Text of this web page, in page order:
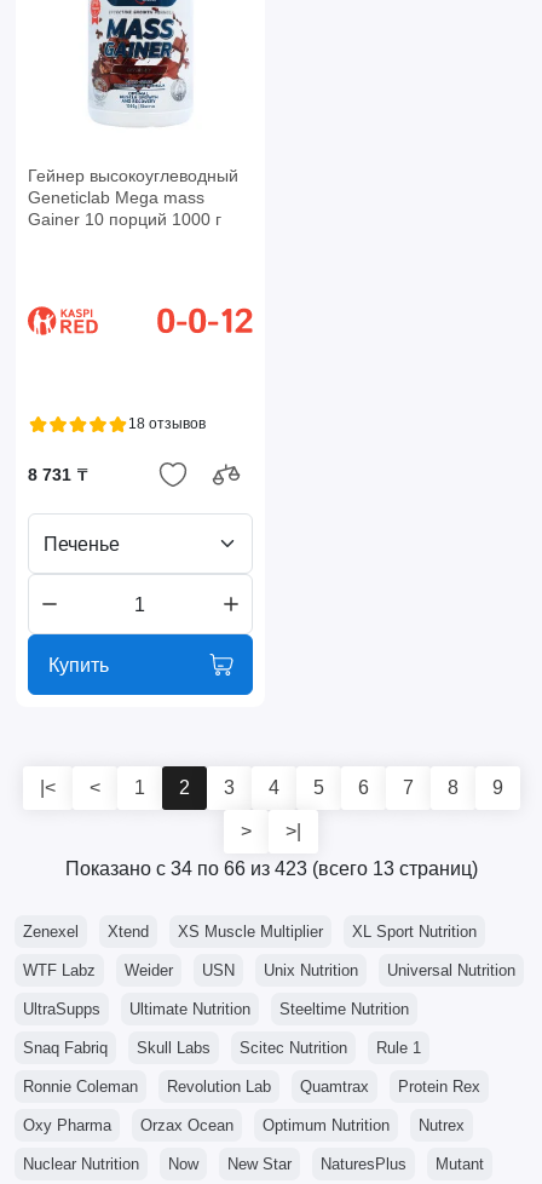
Гейнер высокоуглеводный
Geneticlab Mega mass
Gainer 10 порций 1000 г
18 отзывов
8 731 ₸
Печенье
Купить
|< < 1 2 3 4 5 6 7 8 9
>
>|
Показано с 34 по 66 из 423 (всего 13 страниц)
Zenexel Xtend XS Muscle Multiplier XL Sport Nutrition
WTF Labz Weider USN Unix Nutrition Universal Nutrition
UltraSupps Ultimate Nutrition Steeltime Nutrition
Snaq Fabriq Skull Labs Scitec Nutrition Rule 1
Ronnie Coleman Revolution Lab Quamtrax Protein Rex
Oxy Pharma Orzax Ocean Optimum Nutrition Nutrex
Nuclear Nutrition Now New Star NaturesPlus Mutant